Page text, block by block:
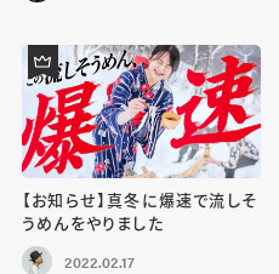
【お知らせ】真冬に爆速で流しそ
うめんをやりました
2022.02.17